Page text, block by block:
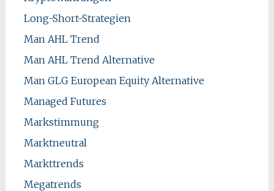
Long-Short-Strategien
Man AHL Trend
Man AHL Trend Alternative
Man GLG European Equity Alternative
Managed Futures
Markstimmung
Marktneutral
Markttrends
Megatrends